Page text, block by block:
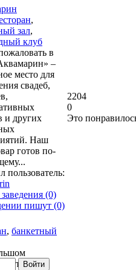
Войти
,
зал,
клуб
в
–
место для
свадеб,
и других
Наш
готов по-
пользователь:
(0)
пишут (0)
2204
0
Это
, банкетный
от